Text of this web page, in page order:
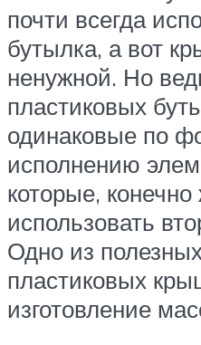
почти всегда
бутылка, а вот
ненужной. Но
пластиковых
одинаковые по
исполнению
которые,
использовать
Одно из
пластиковых
изготовление